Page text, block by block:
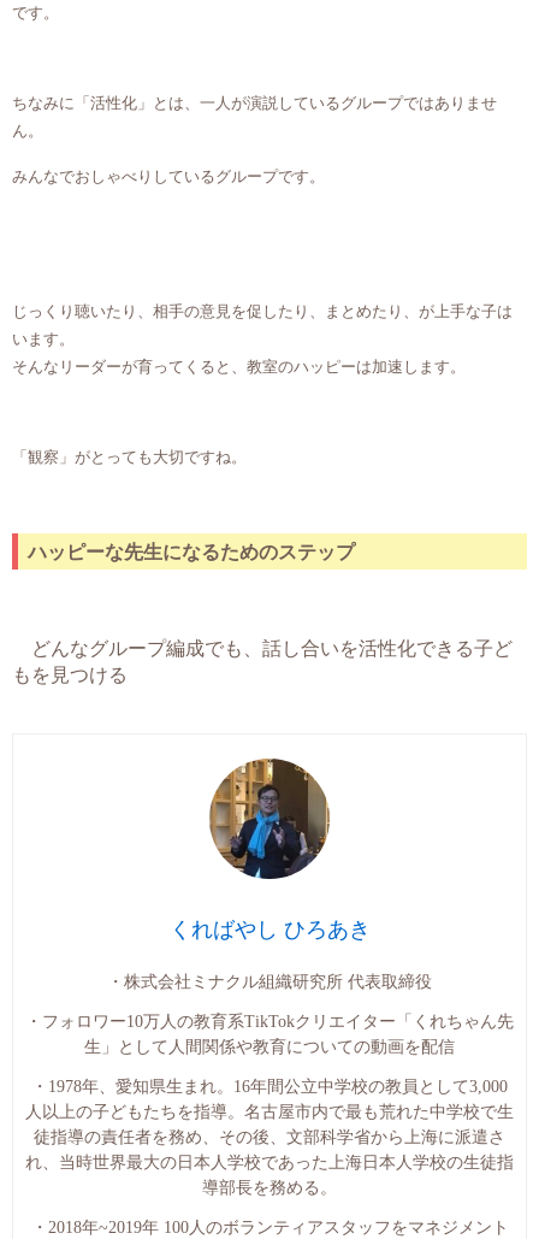
です。
ちなみに「活性化」とは、一人が演説しているグループではありませ
ん。
みんなでおしゃべりしているグループです。
じっくり聴いたり、相手の意見を促したり、まとめたり、が上手な子は
います。
そんなリーダーが育ってくると、教室のハッピーは加速します。
「観察」がとっても大切ですね。
ハッピーな先生になるためのステップ
どんなグループ編成でも、話し合いを活性化できる子ど
もを見つける
くればやし ひろあき
・株式会社ミナクル組織研究所 代表取締役
・フォロワー10万人の教育系TikTokクリエイター「くれちゃん先
生」として人間関係や教育についての動画を配信
・1978年、愛知県生まれ。16年間公立中学校の教員として3,000
人以上の子どもたちを指導。名古屋市内で最も荒れた中学校で生
徒指導の責任者を務め、その後、文部科学省から上海に派遣さ
れ、当時世界最大の日本人学校であった上海日本人学校の生徒指
導部長を務める。
・2018年~2019年 100人のボランティアスタッフをマネジメント